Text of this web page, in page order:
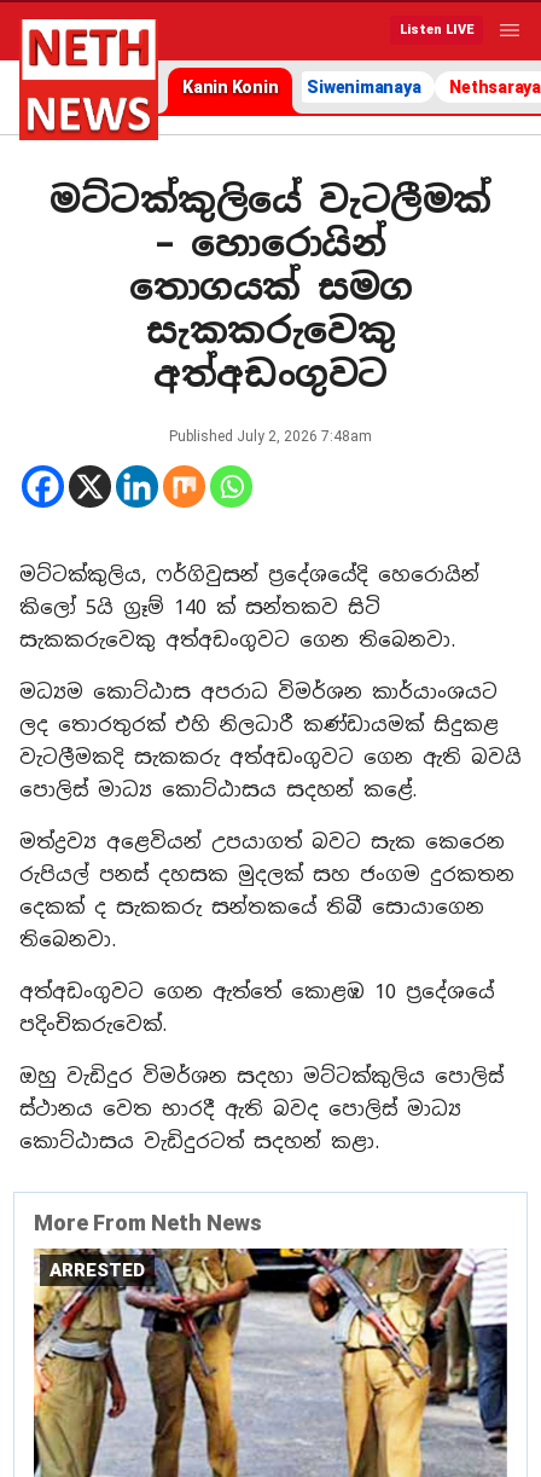
Listen LIVE
Kanin Konin Siwenimanaya Nethsaraya
මට්ටක්කුලියේ වැටලීමක්
– හොරොයින්
තොගයක් සමග
සැකකරුවෙකු
අත්අඩංගුවට
Published July 2, 2026 7:48am
මට්ටක්කුලිය, ෆර්ගිවුසන් ප්‍රදේශයේදි හෙරොයින්
කිලෝ 5යි ග්‍රෑම් 140 ක් සන්තකව සිටි
සැකකරුවෙකු අත්අඩංගුවට ගෙන තිබෙනවා.
මධ්‍යම කොට්ඨාස අපරාධ විමර්ශන කාර්යාංශයට
ලද තොරතුරක් එහි නිලධාරී කණ්ඩායමක් සිදුකළ
වැටලීමකදි සැකකරු අත්අඩංගුවට ගෙන ඇති බවයි
පොලිස් මාධ්‍ය කොට්ඨාසය සදහන් කළේ.
මත්ද්‍රව්‍ය අළෙවියන් උපයාගත් බවට සැක කෙරෙන
රුපියල් පනස් දහසක මුදලක් සහ ජංගම දුරකතන
දෙකක් ද සැකකරු සන්තකයේ තිබී සොයාගෙන
තිබෙනවා.
අත්අඩංගුවට ගෙන ඇත්තේ කොළඹ 10 ප්‍රදේශයේ
පදිංචිකරුවෙක්.
ඔහු වැඩිදුර විමර්ශන සදහා මට්ටක්කුලිය පොලිස්
ස්ථානය වෙත භාරදී ඇති බවද පොලිස් මාධ්‍ය
කොට්ඨාසය වැඩිදුරටත් සදහන් කළා.
More From Neth News
ARRESTED